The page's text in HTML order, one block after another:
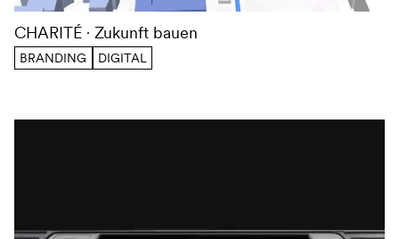
CHARITÉ Zukunft bauen
BRANDING DIGITAL